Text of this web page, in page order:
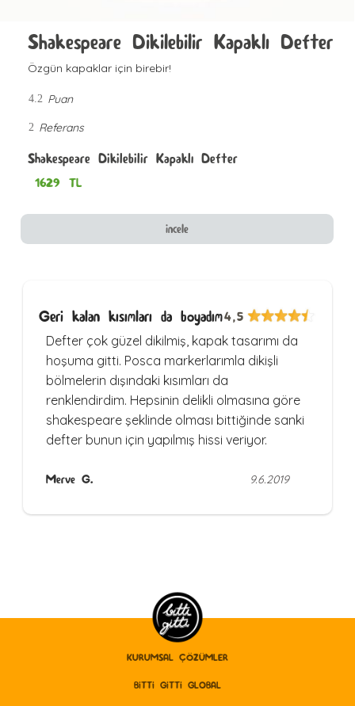
Shakespeare Dikilebilir Kapaklı Defter
Özgün kapaklar için birebir!
4.2 Puan
2 Referans
Shakespeare Dikilebilir Kapaklı Defter
1629 TL
incele
Geri kalan kısımları da boyadım4,5
Defter çok güzel dikilmiş, kapak tasarımı da
hoşuma gitti. Posca markerlarımla dikişli
bölmelerin dışındaki kısımları da
renklendirdim. Hepsinin delikli olmasına göre
shakespeare şeklinde olması bittiğinde sanki
defter bunun için yapılmış hissi veriyor.
Merve G. 9.6.2019
KURUMSAL ÇÖZÜMLER
BITTI GITTI GLOBAL